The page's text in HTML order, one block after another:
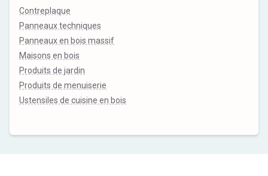
Contreplaque
Panneaux techniques
Panneaux en bois massif
Maisons en bois
Produits de jardin
Produits de menuiserie
Ustensiles de cuisine en bois